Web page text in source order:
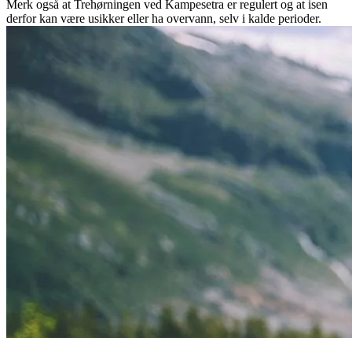
Merk også at Trehørningen ved Kampesetra er regulert og at isen
derfor kan være usikker eller ha overvann, selv i kalde perioder.